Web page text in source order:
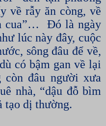
về rẫy ăn còng, về
cua”…
Đó là ngày
lúc này đây, cuộc
sông đâu để về,
có bậm gan về lại
còn đâu người xưa
nhà, “dậu đỗ bìm
tạo dị thường.